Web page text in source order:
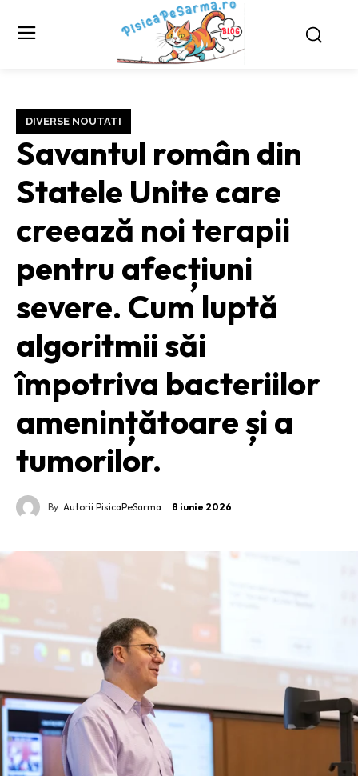
DIVERSE NOUTATI
Savantul român din
Statele Unite care
creează noi terapii
pentru afecțiuni
severe. Cum luptă
algoritmii săi
împotriva bacteriilor
amenințătoare și a
tumorilor.
By Autorii PisicaPeSarma 8 iunie 2026